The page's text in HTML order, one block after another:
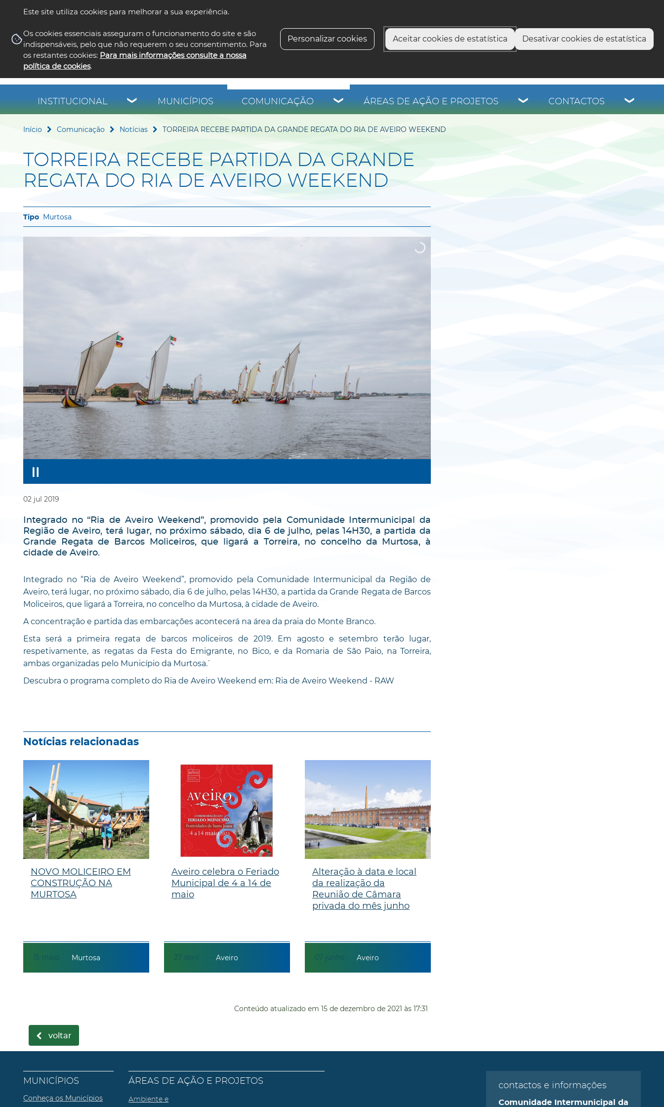
Este site utiliza cookies para melhorar a sua experiência.
Os cookies essenciais asseguram o funcionamento do site e são
indispensáveis, pelo que não requerem o seu consentimento. Para
os restantes cookies: Para mais informações consulte a nossa
política de cookies.
Personalizar cookies Aceitar cookies de estatística Desativar cookies de estatística
INSTITUCIONAL MUNICÍPIOS COMUNICAÇÃO ÁREAS DE AÇÃO E PROJETOS CONTACTOS
Início Comunicação Notícias TORREIRA RECEBE PARTIDA DA GRANDE REGATA DO RIA DE AVEIRO WEEKEND
TORREIRA RECEBE PARTIDA DA GRANDE
REGATA DO RIA DE AVEIRO WEEKEND
Murtosa
02 jul 2019
Integrado no “Ria de Aveiro Weekend”, promovido pela Comunidade Intermunicipal da
Região de Aveiro, terá lugar, no próximo sábado, dia 6 de julho, pelas 14H30, a partida da
Grande Regata de Barcos Moliceiros, que ligará a Torreira, no concelho da Murtosa, à
cidade de Aveiro.
Integrado no “Ria de Aveiro Weekend”, promovido pela Comunidade Intermunicipal da Região de
Aveiro, terá lugar, no próximo sábado, dia 6 de julho, pelas 14H30, a partida da Grande Regata de Barcos
Moliceiros, que ligará a Torreira, no concelho da Murtosa, à cidade de Aveiro.
A concentração e partida das embarcações acontecerá na área da praia do Monte Branco.
Esta será a primeira regata de barcos moliceiros de 2019. Em agosto e setembro terão lugar,
respetivamente, as regatas da Festa do Emigrante, no Bico, e da Romaria de São Paio, na Torreira,
ambas organizadas pelo Município da Murtosa´.
Descubra o programa completo do Ria de Aveiro Weekend em: Ria de Aveiro Weekend - RAW
Notícias relacionadas
15 maio
NOVO MOLICEIRO EM
CONSTRUÇÃO NA
MURTOSA
Murtosa 27 abril
Aveiro celebra o Feriado
Municipal de 4 a 14 de
maio
Aveiro 07 junho
Alteração à data e local
da realização da
Reunião de Câmara
privada do mês junho
Aveiro
Conteúdo atualizado em 15 de dezembro de 2021 às 17:31
voltar
MUNICÍPIOS
Conheça os Municípios
ÁREAS DE AÇÃO E PROJETOS
Ambiente e
contactos e informações
Comunidade Intermunicipal da